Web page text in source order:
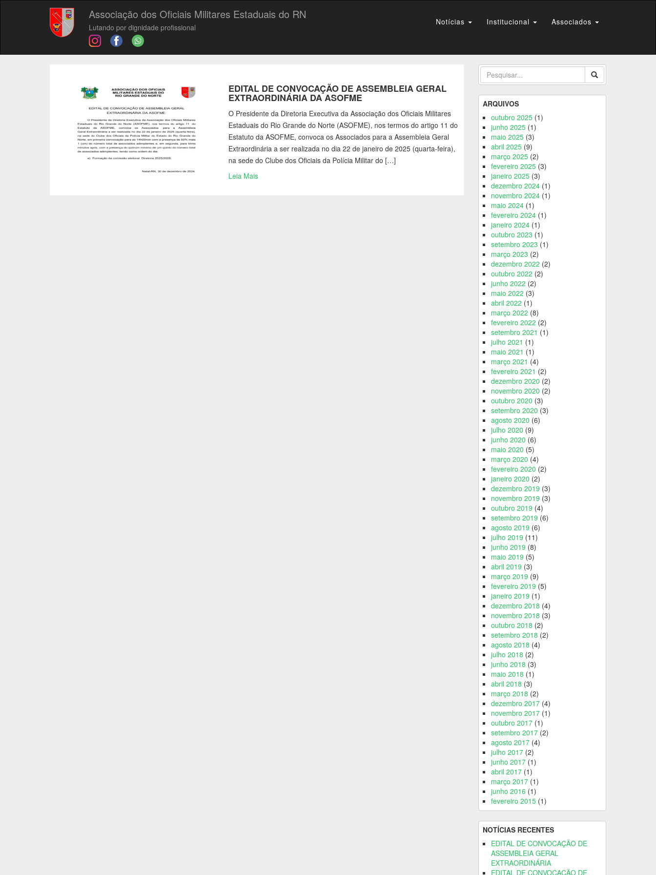
Associação dos Oficiais Militares Estaduais do RN
Lutando por dignidade profissional
Notícias Institucional Associados
EDITAL DE CONVOCAÇÃO DE ASSEMBLEIA GERAL
EXTRAORDINÁRIA DA ASOFME
O Presidente da Diretoria Executiva da Associação dos Oficiais Militares
Estaduais do Rio Grande do Norte (ASOFME), nos termos do artigo 11 do
Estatuto da ASOFME, convoca os Associados para a Assembleia Geral
Extraordinária a ser realizada no dia 22 de janeiro de 2025 (quarta-feira),
na sede do Clube dos Oficiais da Polícia Militar do […]
Leia Mais
ARQUIVOS
outubro 2025(1)
junho 2025(1)
maio 2025(3)
abril 2025(9)
março 2025(2)
fevereiro 2025(3)
janeiro 2025(3)
dezembro 2024(1)
novembro 2024(1)
maio 2024(1)
fevereiro 2024(1)
janeiro 2024(1)
outubro 2023 (1)
setembro 2023 (1)
março 2023 (2)
dezembro 2022 (2)
outubro 2022 (2)
junho 2022 (2)
maio 2022 (3)
abril 2022 (1)
março 2022 (8)
fevereiro 2022 (2)
setembro 2021 (1)
julho 2021 (1)
maio 2021 (1)
março 2021 (4)
fevereiro 2021 (2)
dezembro 2020 (2)
novembro 2020 (2)
outubro 2020 (3)
setembro 2020 (3)
agosto 2020 (6)
julho 2020 (9)
junho 2020 (6)
maio 2020 (5)
março 2020 (4)
fevereiro 2020 (2)
janeiro 2020 (2)
dezembro 2019 (3)
novembro 2019 (3)
outubro 2019 (4)
setembro 2019 (6)
agosto 2019 (6)
julho 2019 (11)
junho 2019 (8)
maio 2019 (5)
abril 2019 (3)
março 2019 (9)
fevereiro 2019 (5)
janeiro 2019 (1)
dezembro 2018 (4)
novembro 2018 (3)
outubro 2018 (2)
setembro 2018 (2)
agosto 2018 (4)
julho 2018 (2)
junho 2018 (3)
maio 2018 (1)
abril 2018 (3)
março 2018 (2)
dezembro 2017(4)
novembro 2017(1)
outubro 2017(1)
setembro 2017(2)
agosto 2017(4)
julho 2017(2)
junho 2017(1)
abril 2017(1)
março 2017(1)
junho 2016 (1)
fevereiro 2015(1)
NOTÍCIAS RECENTES
EDITAL DE CONVOCAÇÃO DE
ASSEMBLEIA GERAL
EXTRAORDINÁRIA
EDITAL DE CONVOCAÇÃO DE